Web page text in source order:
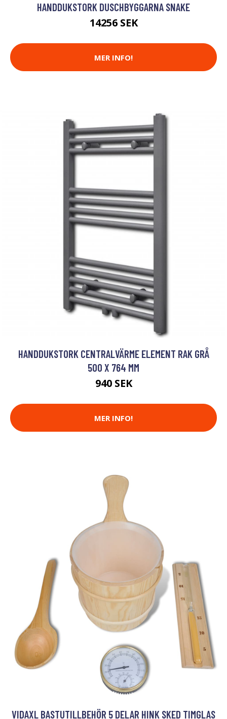
HANDDUKSTORK DUSCHBYGGARNA SNAKE
14256 SEK
MER INFO!
HANDDUKSTORK CENTRALVÄRME ELEMENT RAK GRÅ
500 X 764 MM
940 SEK
MER INFO!
VIDAXL BASTUTILLBEHÖR 5 DELAR HINK SKED TIMGLAS